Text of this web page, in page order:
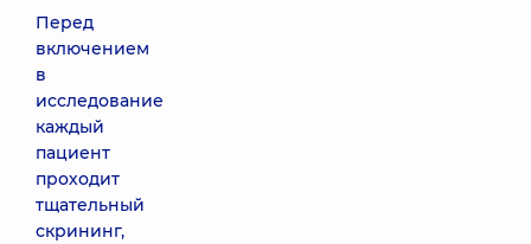
Перед
включением
в
исследование
каждый
пациент
проходит
тщательный
скрининг,